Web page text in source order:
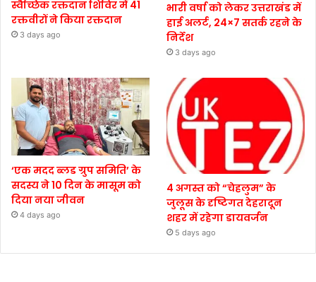
स्वैच्छिक रक्तदान शिविर में 41
रक्तवीरों ने किया रक्तदान
3 days ago
भारी वर्षा को लेकर उत्तराखंड में
हाई अलर्ट, 24×7 सतर्क रहने के
निर्देश
3 days ago
‘एक मदद ब्लड ग्रुप समिति’ के
सदस्य ने 10 दिन के मासूम को
दिया नया जीवन
4 days ago
4 अगस्त को “चेहलुम” के
जुलूस के दृष्टिगत देहरादून
शहर में रहेगा डायवर्जन
5 days ago